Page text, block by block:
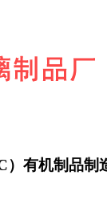
）有机制品制